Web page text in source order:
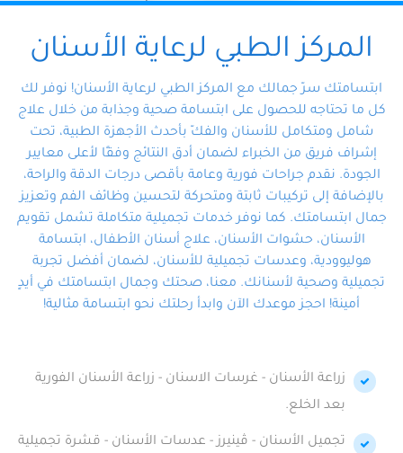
احتياجات الأسنان تحت سقف واحد،
وتضمن لك حلاً شاملًا لجميع
المتخصص ذوي الخبرة، ستجد نفسك
في أيد أمينة تلبي احتياجاتك بكل
احترافية ودقة.
المركز الطبي لرعاية الأسنان
ابتسامتك سرّ جمالك مع المركز الطبي لرعاية الأسنان! نوفر لك
كل ما تحتاجه للحصول على ابتسامة صحية وجذابة من خلال علاج
شامل ومتكامل للأسنان والفكّ بأحدث الأجهزة الطبية، تحت
إشراف فريق من الخبراء لضمان أدق النتائج وفقًا لأعلى معايير
الجودة. نقدم جراحات فورية وعامة بأقصى درجات الدقة والراحة،
بالإضافة إلى تركيبات ثابتة ومتحركة لتحسين وظائف الفم وتعزيز
جمال ابتسامتك. كما نوفر خدمات تجميلية متكاملة تشمل تقويم
الأسنان، حشوات الأسنان، علاج أسنان الأطفال، ابتسامة
هوليوودية، وعدسات تجميلية للأسنان، لضمان أفضل تجربة
تجميلية وصحية لأسنانك. معنا، صحتك وجمال ابتسامتك في أيدٍ
أمينة! احجز موعدك الآن وابدأ رحلتك نحو ابتسامة مثالية!
زراعة الأسنان - غرسات الاسنان - زراعة الأسنان الفورية
بعد الخلع.
تجميل الأسنان - ڤينيرز - عدسات الأسنان - قشرة تجميلية